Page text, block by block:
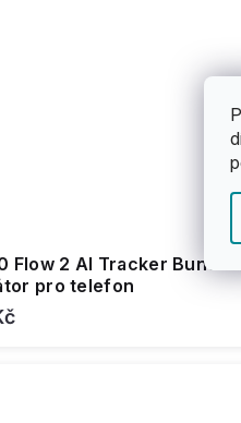
Flow 2 AI Tracker Bundle
pro telefon